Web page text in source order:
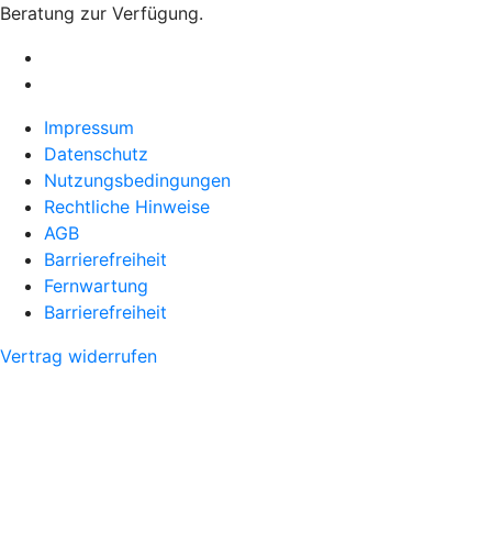
Beratung zur Verfügung.
Impressum
Datenschutz
Nutzungsbedingungen
Rechtliche Hinweise
AGB
Barrierefreiheit
Fernwartung
Barrierefreiheit
Vertrag widerrufen